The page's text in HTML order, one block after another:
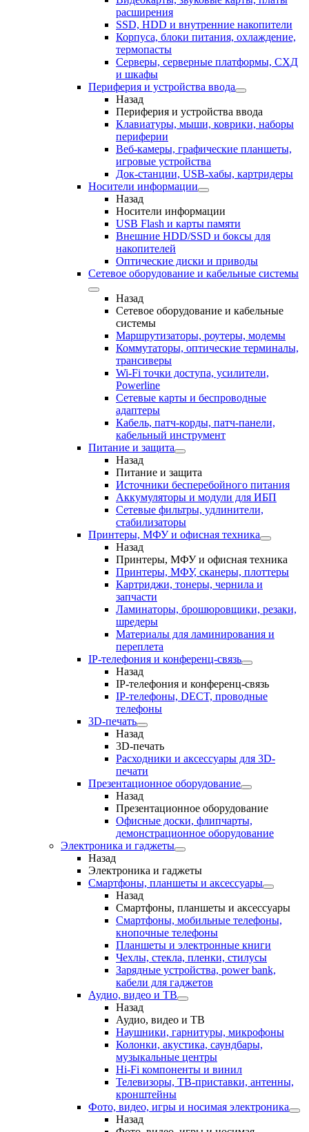
расширения
SSD, HDD и внутренние накопители
Корпуса, блоки питания, охлаждение,
термопасты
Серверы, серверные платформы, СХД
и шкафы
Периферия и устройства ввода
Назад
Периферия и устройства ввода
Клавиатуры, мыши, коврики, наборы
периферии
Веб-камеры, графические планшеты,
игровые устройства
Док-станции, USB-хабы, картридеры
Носители информации
Назад
Носители информации
USB Flash и карты памяти
Внешние HDD/SSD и боксы для
накопителей
Оптические диски и приводы
Сетевое оборудование и кабельные системы
Назад
Сетевое оборудование и кабельные
системы
Маршрутизаторы, роутеры, модемы
Коммутаторы, оптические терминалы,
трансиверы
Wi-Fi точки доступа, усилители,
Powerline
Сетевые карты и беспроводные
адаптеры
Кабель, патч-корды, патч-панели,
кабельный инструмент
Питание и защита
Назад
Питание и защита
Источники бесперебойного питания
Аккумуляторы и модули для ИБП
Сетевые фильтры, удлинители,
стабилизаторы
Принтеры, МФУ и офисная техника
Назад
Принтеры, МФУ и офисная техника
Принтеры, МФУ, сканеры, плоттеры
Картриджи, тонеры, чернила и
запчасти
Ламинаторы, брошюровщики, резаки,
шредеры
Материалы для ламинирования и
переплета
IP-телефония и конференц-связь
Назад
IP-телефония и конференц-связь
IP-телефоны, DECT, проводные
телефоны
3D-печать
Назад
3D-печать
Расходники и аксессуары для 3D-
печати
Презентационное оборудование
Назад
Презентационное оборудование
Офисные доски, флипчарты,
демонстрационное оборудование
Электроника и гаджеты
Назад
Электроника и гаджеты
Смартфоны, планшеты и аксессуары
Назад
Смартфоны, планшеты и аксессуары
Смартфоны, мобильные телефоны,
кнопочные телефоны
Планшеты и электронные книги
Чехлы, стекла, пленки, стилусы
Зарядные устройства, power bank,
кабели для гаджетов
Аудио, видео и ТВ
Назад
Аудио, видео и ТВ
Наушники, гарнитуры, микрофоны
Колонки, акустика, саундбары,
музыкальные центры
Hi-Fi компоненты и винил
Телевизоры, ТВ-приставки, антенны,
кронштейны
Фото, видео, игры и носимая электроника
Назад